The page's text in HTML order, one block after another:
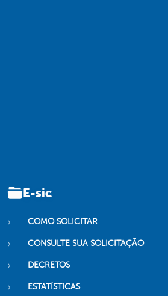
E-sic
COMO SOLICITAR
CONSULTE SUA SOLICITAÇÃO
DECRETOS
ESTATÍSTICAS